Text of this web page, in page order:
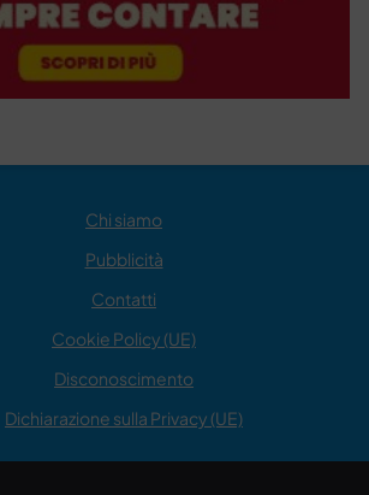
Chi siamo
Pubblicità
Contatti
Cookie Policy (UE)
Disconoscimento
Dichiarazione sulla Privacy (UE)